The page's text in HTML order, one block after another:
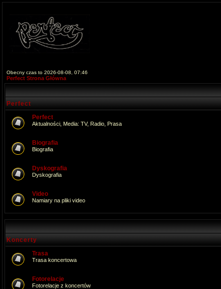
Obecny czas to 2026-08-08, 07:46
Perfect Strona Główna
Perfect
Perfect
Aktualności, Media: TV, Radio, Prasa
Biografia
Biografia
Dyskografia
Dyskografia
Video
Namiary na pliki video
Koncerty
Trasa
Trasa koncertowa
Fotorelacje
Fotorelacje z koncertów